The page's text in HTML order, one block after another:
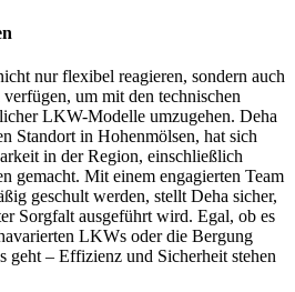
nur flexibel reagieren, sondern auch
um mit den technischen
LKW-Modelle umzugehen. Deha
Standort in Hohenmölsen, hat sich
in der Region, einschließlich
gemacht. Mit einem engagierten Team
geschult werden, stellt Deha sicher,
Sorgfalt ausgeführt wird. Egal, ob es
LKWs oder die Bergung
geht – Effizienz und Sicherheit stehen